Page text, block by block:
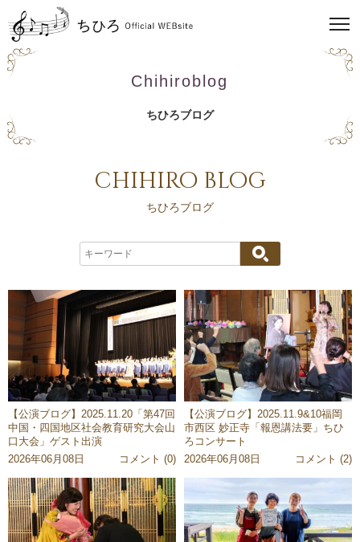
Chihiroblog
ちひろブログ
chihiro blog
ちひろブログ
【公演ブログ】2025.11.20「第47回
中国・四国地区社会教育研究大会山
口大会」ゲスト出演
2026年06月08日
コメント (0)
【公演ブログ】2025.11.9&10福岡
市西区 妙正寺「報恩講法要」ちひ
ろコンサート
2026年06月08日
コメント (2)